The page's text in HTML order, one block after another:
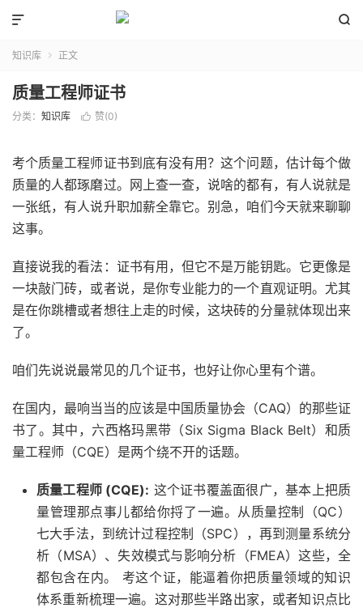


知识库  正文
质量工程师证书
分类： 知识库  赞(0)
考个质量工程师证书到底有没有用？这个问题，估计每个做
质量的人都琢磨过。网上查一查，说啥的都有，有人说就是
一张纸，有人说升职加薪全靠它。别急，咱们今天就来聊聊
这事。
直接说我的看法：证书有用，但它不是万能钥匙。它更像是
一块敲门砖，或者说，是你专业能力的一个直观证明。尤其
是在你跳槽或者想往上走的时候，这块砖的分量就体现出来
了。
咱们先说说最常见的几个证书，也好让你心里有个谱。
在国内，最响当当的应该是中国质量协会（CAQ）的那些证
书了。其中，六西格玛黑带（Six Sigma Black Belt）和质
量工程师（CQE）是两个绕不开的话题。
质量工程师 (CQE): 这个证书覆盖面很广，基本上把质
量管理那点事儿都给你捋了一遍。从质量控制（QC）
七大手法，到统计过程控制（SPC），再到测量系统分
析（MSA）、失效模式与影响分析（FMEA）这些，全
都包含在内。 考这个证，能逼着你把质量领域的知识
体系重新梳理一遍。这对那些半路出家，或者知识点比